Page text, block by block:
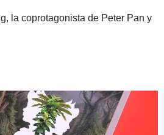
la coprotagonista de Peter Pan y